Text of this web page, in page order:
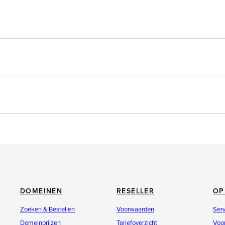
DOMEINEN
Zoeken & Bestellen
Domeinprijzen
RESELLER
Voorwaarden
Tariefoverzicht